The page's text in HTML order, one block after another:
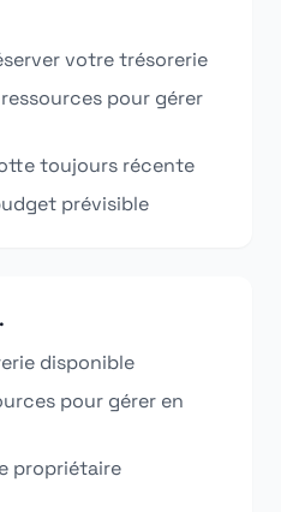
votre trésorerie
pour gérer
toujours récente
prévisible
disponible
pour gérer en
propriétaire